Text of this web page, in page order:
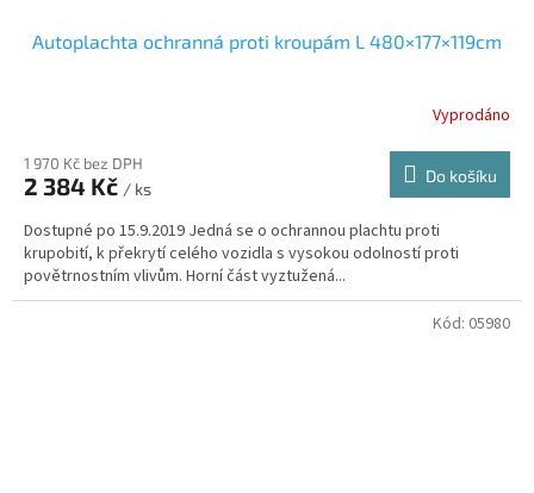
Autoplachta ochranná proti kroupám L 480×177×119cm
Vyprodáno
1 970 Kč bez DPH
2 384 Kč / ks
Do košíku
Dostupné po 15.9.2019 Jedná se o ochrannou plachtu proti
krupobití, k překrytí celého vozidla s vysokou odolností proti
povětrnostním vlivům. Horní část vyztužená...
Kód: 05980